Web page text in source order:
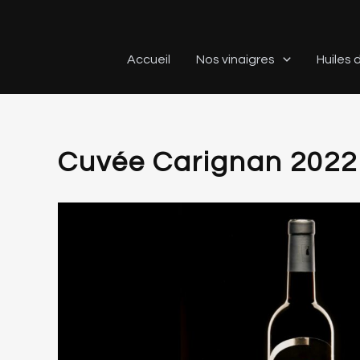
Accueil Nos vinaigres Huiles
Cuvée Carignan